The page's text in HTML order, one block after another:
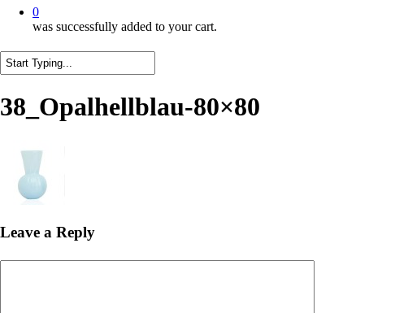
0
was successfully added to your cart.
Search
38_Opalhellblau-80×80
Leave a Reply